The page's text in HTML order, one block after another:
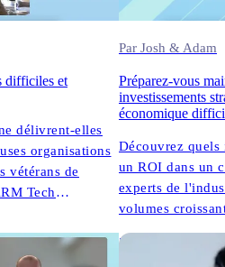
difficiles et
délivrent-elles
organisations
vétérans de
Tech
partagent des
Par Josh & Adam
Préparez-vous
investissements
économique
Découvrez quels
un ROI dans un
experts de
volumes
28.02.2025